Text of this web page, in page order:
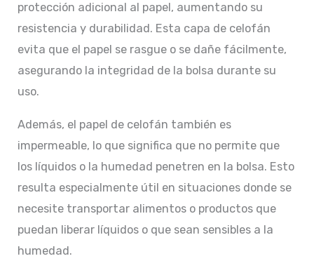
protección adicional al papel, aumentando su
resistencia y durabilidad. Esta capa de celofán
evita que el papel se rasgue o se dañe fácilmente,
asegurando la integridad de la bolsa durante su
uso.
Además, el papel de celofán también es
impermeable, lo que significa que no permite que
los líquidos o la humedad penetren en la bolsa. Esto
resulta especialmente útil en situaciones donde se
necesite transportar alimentos o productos que
puedan liberar líquidos o que sean sensibles a la
humedad.